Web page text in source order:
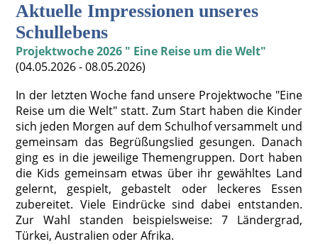
Aktuelle Impressionen unseres
Schullebens
Projektwoche 2026 " Eine Reise um die Welt"
(04.05.2026 - 08.05.2026)
In der letzten Woche fand unsere Projektwoche "Eine
Reise um die Welt" statt. Zum Start haben die Kinder
sich jeden Morgen auf dem Schulhof versammelt und
gemeinsam das Begrüßungslied gesungen. Danach
ging es in die jeweilige Themengruppen. Dort haben
die Kids gemeinsam etwas über ihr gewähltes Land
gelernt, gespielt, gebastelt oder leckeres Essen
zubereitet. Viele Eindrücke sind dabei entstanden.
Zur Wahl standen beispielsweise: 7 Ländergrad,
Türkei, Australien oder Afrika.